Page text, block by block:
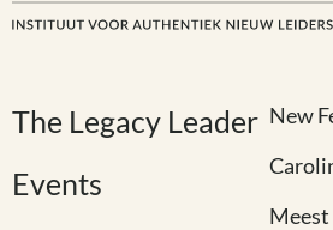
The Legacy Leader
Events
New
Meest